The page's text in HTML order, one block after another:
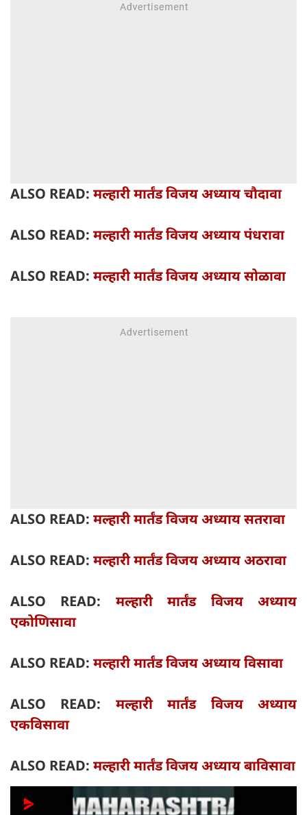
ALSO READ: मल्हारी मार्तंड विजय अध्याय चौदावा
ALSO READ: मल्हारी मार्तंड विजय अध्याय पंधरावा
ALSO READ: मल्हारी मार्तंड विजय अध्याय सोळावा
ALSO READ: मल्हारी मार्तंड विजय अध्याय सतरावा
ALSO READ: मल्हारी मार्तंड विजय अध्याय अठरावा
ALSO READ: मल्हारी मार्तंड विजय अध्याय
एकोणिसावा
ALSO READ: मल्हारी मार्तंड विजय अध्याय विसावा
ALSO READ: मल्हारी मार्तंड विजय अध्याय
एकविसावा
ALSO READ: मल्हारी मार्तंड विजय अध्याय बाविसावा